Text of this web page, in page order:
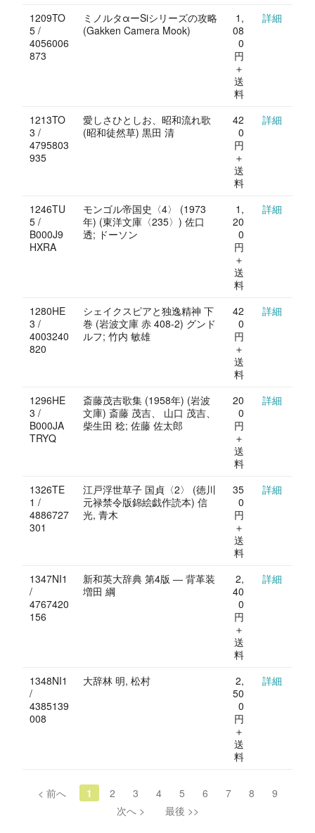
1209TO
5 /
4056006
873
ミノルタαーSiシリーズの攻略
(Gakken Camera Mook)
1,
08
0
円
＋
送
料
詳細
1213TO
3 /
4795803
935
愛しさひとしお、昭和流れ歌
(昭和徒然草) 黒田 清
42
0
円
＋
送
料
詳細
1246TU
5 /
B000J9
HXRA
モンゴル帝国史〈4〉 (1973
年) (東洋文庫〈235〉) 佐口
透; ドーソン
1,
20
0
円
＋
送
料
詳細
1280HE
3 /
4003240
820
シェイクスピアと独逸精神 下
巻 (岩波文庫 赤 408-2) グンド
ルフ; 竹内 敏雄
42
0
円
＋
送
料
詳細
1296HE
3 /
B000JA
TRYQ
斎藤茂吉歌集 (1958年) (岩波
文庫) 斎藤 茂吉、 山口 茂吉、
柴生田 稔; 佐藤 佐太郎
20
0
円
＋
送
料
詳細
1326TE
1 /
4886727
301
江戸浮世草子 国貞〈2〉 (徳川
元禄禁令版錦絵戯作読本) 信
光, 青木
35
0
円
＋
送
料
詳細
1347NI1
/
4767420
156
新和英大辞典 第4版 ― 背革装
増田 綱
2,
40
0
円
＋
送
料
詳細
1348NI1
/
4385139
008
大辞林 明, 松村
2,
50
0
円
＋
送
料
詳細
< 前へ 1 2 3 4 5 6 7 8
9
次へ >
最後 >>